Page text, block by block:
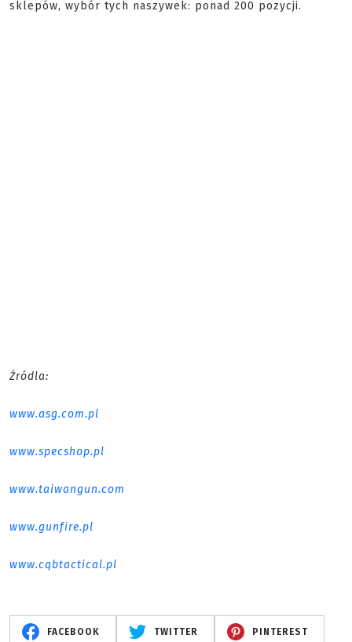
sklepów, wybór tych naszywek: ponad 200 pozycji.
Źródla:
www.asg.com.pl
www.specshop.pl
www.taiwangun.com
www.gunfire.pl
www.cqbtactical.pl
FACEBOOK TWITTER PINTEREST